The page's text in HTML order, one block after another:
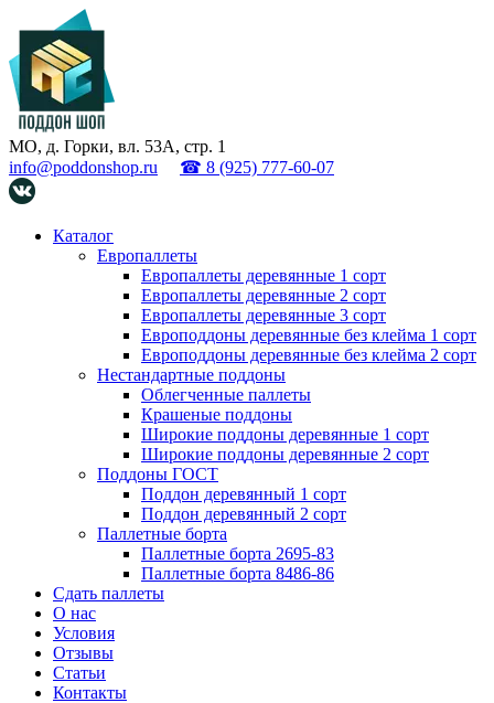
МО, д. Горки, вл. 53А, стр. 1
info@poddonshop.ru
☎ 8 (925) 777-60-07
Каталог
Европаллеты
Европаллеты деревянные 1 сорт
Европаллеты деревянные 2 сорт
Европаллеты деревянные 3 сорт
Европоддоны деревянные без клейма 1 сорт
Европоддоны деревянные без клейма 2 сорт
Нестандартные поддоны
Облегченные паллеты
Крашеные поддоны
Широкие поддоны деревянные 1 сорт
Широкие поддоны деревянные 2 сорт
Поддоны ГОСТ
Поддон деревянный 1 сорт
Поддон деревянный 2 сорт
Паллетные борта
Паллетные борта 2695-83
Паллетные борта 8486-86
Сдать паллеты
О нас
Условия
Отзывы
Статьи
Контакты